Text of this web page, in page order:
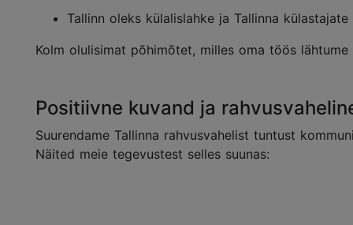
Tallinn oleks külalislahke ja Tallinna
Kolm olulisimat põhimõtet, milles oma töös
Positiivne kuvand ja
Suurendame Tallinna rahvusvahelist tuntust
Näited meie tegevustest selles suunas: